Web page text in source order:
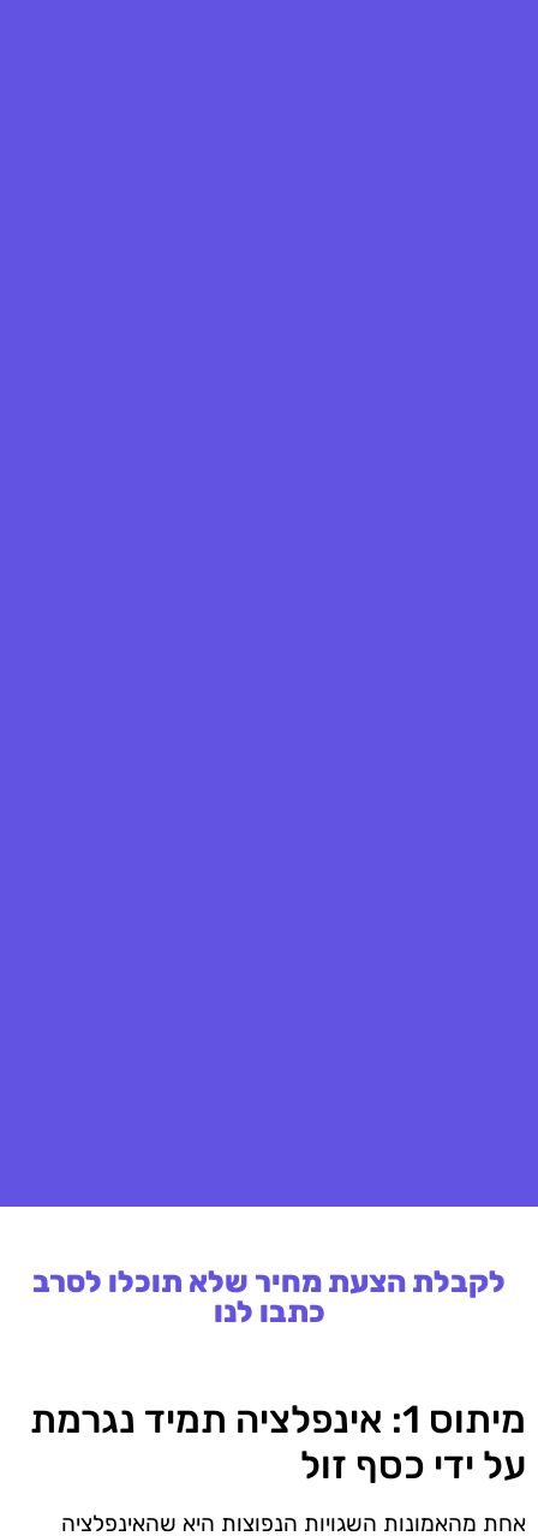
לקבלת הצעת מחיר שלא תוכלו לסרב
כתבו לנו
מיתוס 1: אינפלציה תמיד נגרמת
על ידי כסף זול
אחת מהאמונות השגויות הנפוצות היא שהאינפלציה